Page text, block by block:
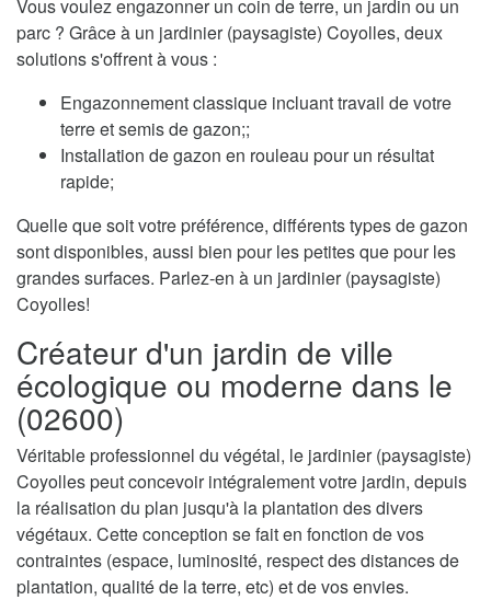
Vous voulez engazonner un coin de terre, un jardin ou un
parc ? Grâce à un jardinier (paysagiste) Coyolles, deux
solutions s'offrent à vous :
Engazonnement classique incluant travail de votre
terre et semis de gazon;;
Installation de gazon en rouleau pour un résultat
rapide;
Quelle que soit votre préférence, différents types de gazon
sont disponibles, aussi bien pour les petites que pour les
grandes surfaces. Parlez-en à un jardinier (paysagiste)
Coyolles!
Créateur d'un jardin de ville
écologique ou moderne dans le
(02600)
Véritable professionnel du végétal, le jardinier (paysagiste)
Coyolles peut concevoir intégralement votre jardin, depuis
la réalisation du plan jusqu'à la plantation des divers
végétaux. Cette conception se fait en fonction de vos
contraintes (espace, luminosité, respect des distances de
plantation, qualité de la terre, etc) et de vos envies.